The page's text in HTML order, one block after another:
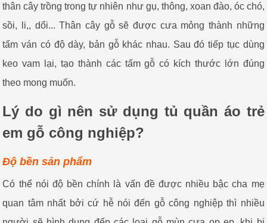
thân cây trồng trong tự nhiên như gụ, thông, xoan đào, óc chó,
sồi, li,, dổi... Thân cây gỗ sẽ được cưa mỏng thành những
tấm ván có độ dày, bản gỗ khác nhau. Sau đó tiếp tục dùng
keo vam lại, tạo thành các tấm gỗ có kích thước lớn đúng
theo mong muốn.
Lý do gì nên sử dụng tủ quần áo trẻ
em gỗ công nghiệp?
Độ bền sản phẩm
Có thể nói độ bền chính là vấn đề được nhiều bậc cha mẹ
quan tâm nhất bởi cứ hễ nói đến gỗ công nghiệp thì nhiều